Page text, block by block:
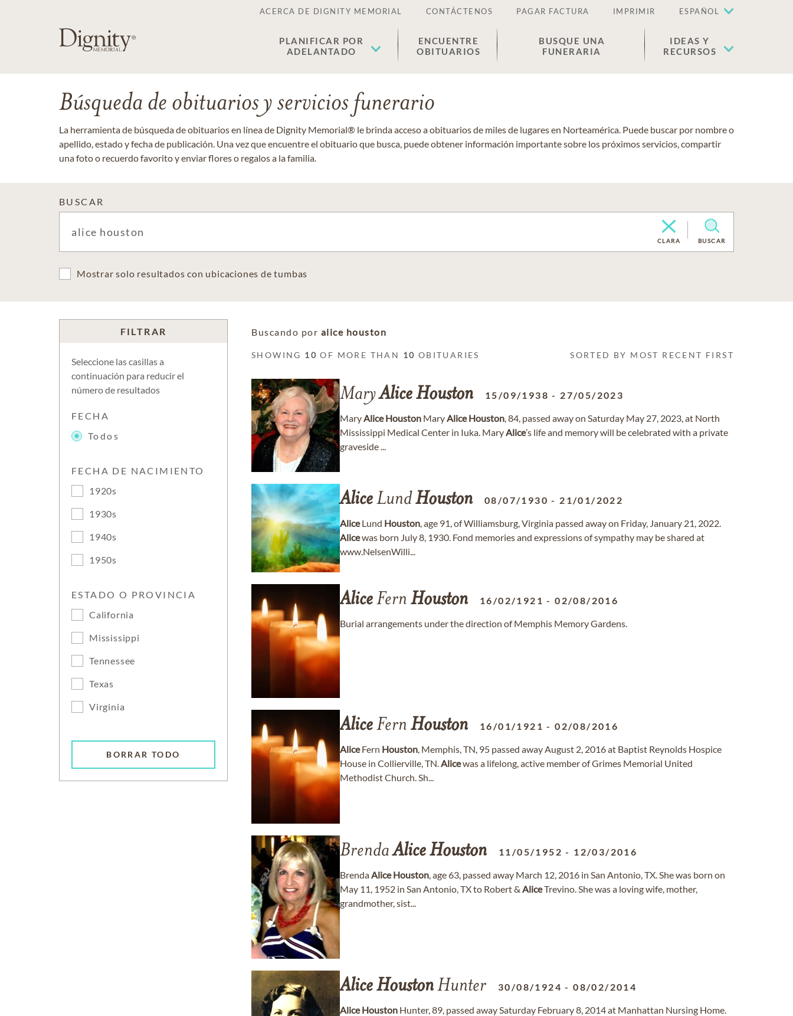
ACERCA DE DIGNITY MEMORIAL CONTÁCTENOS PAGAR FACTURA IMPRIMIR ESPAÑOL
PLANIFICAR POR
ADELANTADO
ENCUENTRE
OBITUARIOS
BUSQUE UNA
FUNERARIA
IDEAS Y
RECURSOS
Búsqueda de obituarios y servicios funerario
La herramienta de búsqueda de obituarios en línea de Dignity Memorial® le brinda acceso a obituarios de miles de lugares en Norteamérica. Puede buscar por nombre o
apellido, estado y fecha de publicación. Una vez que encuentre el obituario que busca, puede obtener información importante sobre los próximos servicios, compartir
una foto o recuerdo favorito y enviar flores o regalos a la familia.
BUSCAR
CLARA BUSCAR
Mostrar solo resultados con ubicaciones de tumbas
FILTRAR
Seleccione las casillas a
continuación para reducir el
número de resultados
FECHA
Todos
FECHA DE NACIMIENTO
1920s
1930s
1940s
1950s
ESTADO O PROVINCIA
California
Mississippi
Tennessee
Texas
Virginia
BORRAR TODO
Buscando por alice houston
SHOWING 10 OF MORE THAN 10 OBITUARIES SORTED BY MOST RECENT FIRST
MaryAliceHouston 15/09/1938 - 27/05/2023
MaryAlice Houston MaryAlice Houston, 84, passed away on Saturday May 27, 2023, at North
Mississippi Medical Center in Iuka. MaryAlice’s life and memory will be celebrated with a private
graveside ...
AliceLundHouston 08/07/1930 - 21/01/2022
AliceLund Houston, age 91, of Williamsburg, Virginia passed away on Friday, January 21, 2022.
Alicewas born July 8, 1930. Fond memories and expressions of sympathy may be shared at
www.NelsenWilli...
AliceFern Houston 16/02/1921 -02/08/2016
Burial arrangements under the direction of Memphis Memory Gardens.
AliceFern Houston 16/01/1921 -02/08/2016
AliceFern Houston, Memphis, TN, 95 passed away August 2, 2016 at Baptist Reynolds Hospice
House in Collierville, TN.Alicewas a lifelong, active member of Grimes Memorial United
Methodist Church. Sh...
BrendaAliceHouston 11/05/1952 - 12/03/2016
BrendaAlice Houston, age 63, passed away March 12, 2016 in San Antonio, TX. She was born on
May 11, 1952 in San Antonio, TX to Robert & AliceTrevino. She was a loving wife, mother,
grandmother, sist...
AliceHoustonHunter 30/08/1924 -08/02/2014
Alice Houston Hunter, 89, passed away Saturday February 8, 2014 at Manhattan Nursing Home.